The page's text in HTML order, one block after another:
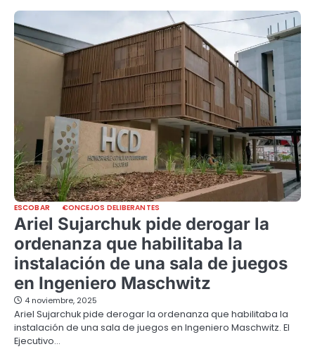
ESCOBAR CONCEJOS DELIBERANTES
Ariel Sujarchuk pide derogar la
ordenanza que habilitaba la
instalación de una sala de juegos
en Ingeniero Maschwitz
4 noviembre, 2025
Ariel Sujarchuk pide derogar la ordenanza que habilitaba la
instalación de una sala de juegos en Ingeniero Maschwitz. El
Ejecutivo…